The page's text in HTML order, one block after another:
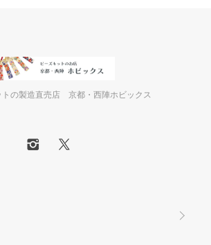
トの製造直売店 京都・西陣ホビックス